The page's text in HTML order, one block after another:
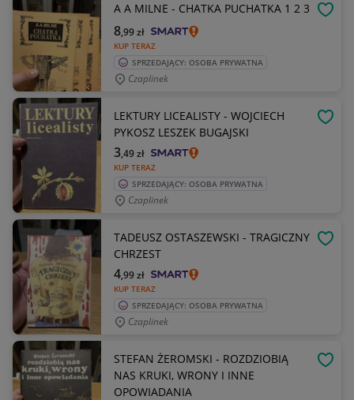
A A MILNE - CHATKA PUCHATKA 1 2 3
KUP TERAZ
8,99zł
SPRZEDAJĄCY: OSOBA PRYWATNA
Czaplinek
LEKTURY LICEALISTY - WOJCIECH
PYKOSZ LESZEK BUGAJSKI
KUP TERAZ
3,49zł
SPRZEDAJĄCY: OSOBA PRYWATNA
Czaplinek
TADEUSZ OSTASZEWSKI - TRAGICZNY
CHRZEST
KUP TERAZ
4,99zł
SPRZEDAJĄCY: OSOBA PRYWATNA
Czaplinek
STEFAN ŻEROMSKI - ROZDZIOBIĄ
NAS KRUKI, WRONY I INNE
OPOWIADANIA